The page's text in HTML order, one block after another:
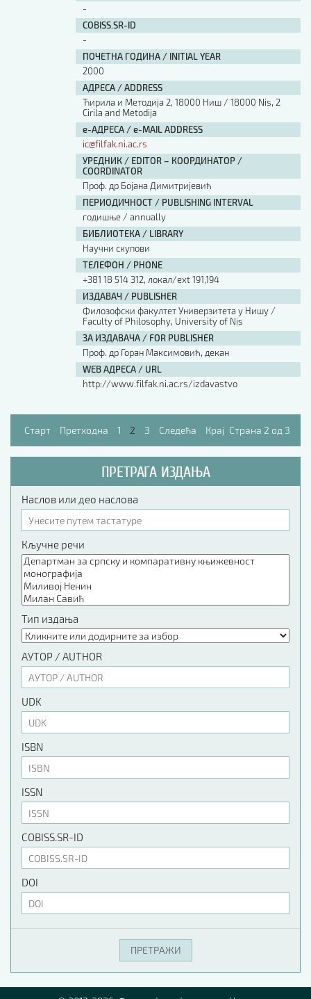
-
COBISS.SR-ID
-
ПОЧЕТНА ГОДИНА / INITIAL YEAR
2000
АДРЕСА / ADDRESS
Ћирила и Методија 2, 18000 Ниш / 18000 Nis, 2
Cirila and Metodija
е-АДРЕСА / e-MAIL ADDRESS
ic@filfak.ni.ac.rs
УРЕДНИК / EDITOR – КООРДИНАТОР /
COORDINATOR
Проф. др Бојана Димитријевић
ПЕРИОДИЧНОСТ / PUBLISHING INTERVAL
годишње / annually
БИБЛИОТЕКА / LIBRARY
Научни скупови
ТЕЛЕФОН / PHONE
+381 18 514 312, локал/ext 191,194
ИЗДАВАЧ / PUBLISHER
Филозофски факултет Универзитета у Нишу /
Faculty of Philosophy, University of Nis
ЗА ИЗДАВАЧА / FOR PUBLISHER
Проф. др Горан Максимовић, декан
WEB АДРЕСА / URL
http://www.filfak.ni.ac.rs/izdavastvo
Старт Претходна 1 2 3 Следећа Крај Страна 2 од 3
ПРЕТРАГА ИЗДАЊА
Наслов или део наслова
Кључне речи
Тип издања
АУТОР / AUTHOR
UDK
ISBN
ISSN
COBISS.SR-ID
DOI